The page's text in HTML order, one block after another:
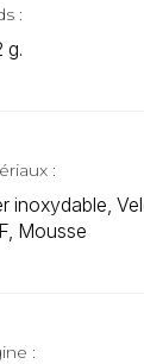
:
g.
:
inoxydable,
Mousse
: